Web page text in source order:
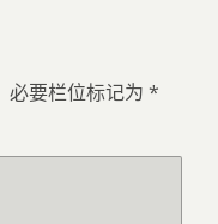
必要栏位标记为 *